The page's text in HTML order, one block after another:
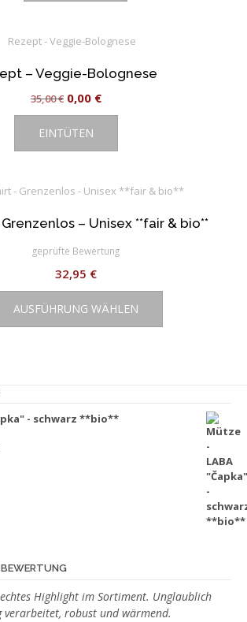
– Veggie-Bolognese
35,00€ Ursprünglicher
Preis
war:
0,00 €Aktueller
Preis
EINTÜTEN
– Unisex **fair & bio**
geprüfte Bewertung
32,95 €
AUSFÜHRUNG WÄHLEN
Dieses
weist
Produktseite
- schwarz **bio**
-BEWERTUNG
echtes Highlight im Sortiment. Unglaublich
verarbeitet, robust und wärmend.